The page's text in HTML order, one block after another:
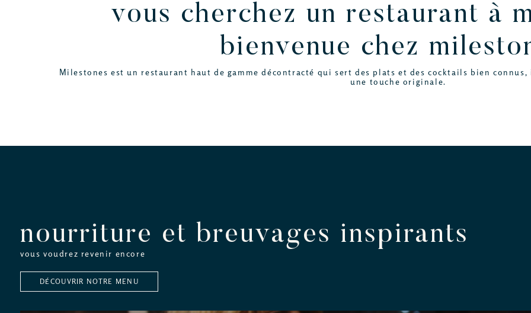
vous cherchez un restaurant à
bienvenue chez
Milestones est un restaurant haut de gamme décontracté qui sert des plats et des cocktails bien
une touche originale.
nourriture et breuvages inspirants
vous voudrez revenir encore
DÉCOUVRIR NOTRE MENU